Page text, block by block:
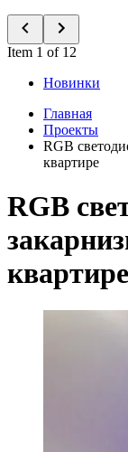
Item 1 of 12
Новинки
Главная
Проекты
RGB
квартире
RGB
квартире